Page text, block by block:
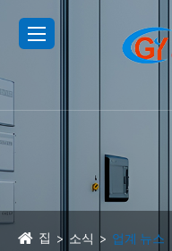
집 소식 업계 뉴스